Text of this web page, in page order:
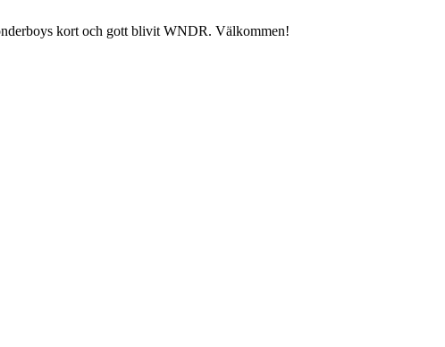
kort och gott blivit WNDR. Välkommen!